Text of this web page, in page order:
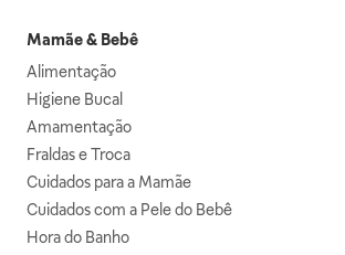
Mamãe & Bebê
Alimentação
Higiene Bucal
Amamentação
Fraldas e Troca
Cuidados para a Mamãe
Cuidados com a Pele do Bebê
Hora do Banho